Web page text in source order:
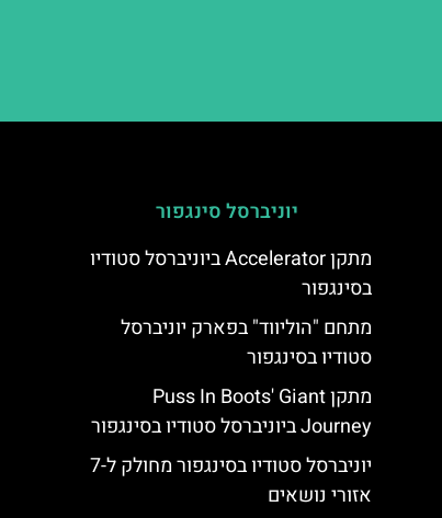
יוניברסל סינגפור
מתקן Accelerator ביוניברסל סטודיו
בסינגפור
מתחם "הוליווד" בפארק יוניברסל
סטודיו בסינגפור
מתקן Puss In Boots' Giant
Journey ביוניברסל סטודיו בסינגפור
יוניברסל סטודיו בסינגפור מחולק ל-7
אזורי נושאים